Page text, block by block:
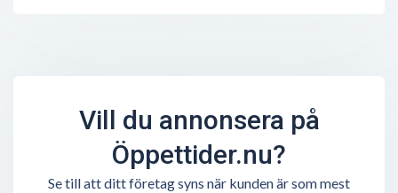
Vill du annonsera på
Öppettider.nu?
Se till att ditt företag syns när kunden är som mest